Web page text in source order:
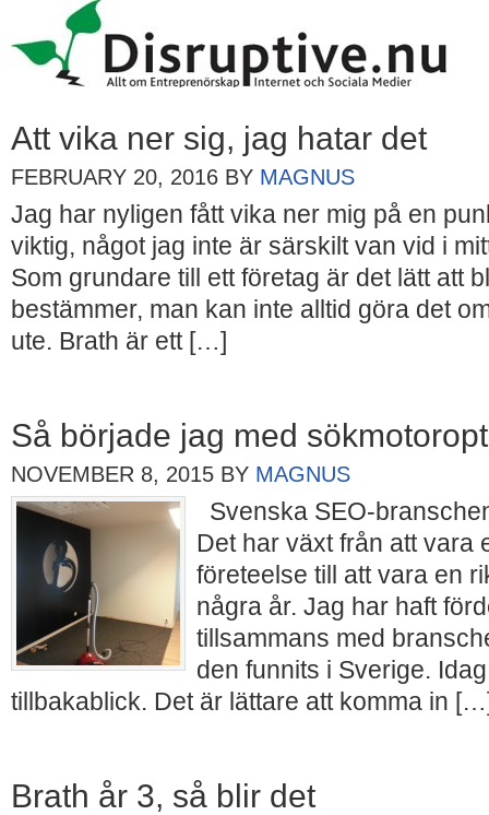
Att vika ner sig, jag hatar det
FEBRUARY 20, 2016 BY MAGNUS
Jag har nyligen fått vika ner mig på en
viktig, något jag inte är särskilt van vid i
Som grundare till ett företag är det lätt att
bestämmer, man kan inte alltid göra det
ute. Brath är ett […]
Så började jag med
NOVEMBER 8, 2015 BY MAGNUS
Svenska SEO-
Det har växt från att vara
företeelse till att vara en
några år. Jag har haft
tillsammans med
den funnits i Sverige.
tillbakablick. Det är lättare att komma in
Brath år 3, så blir det